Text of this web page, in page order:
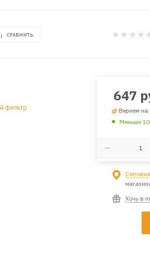
СРАВНИТЬ
фильтр
647
Вернем на
Меньше
Хочу в